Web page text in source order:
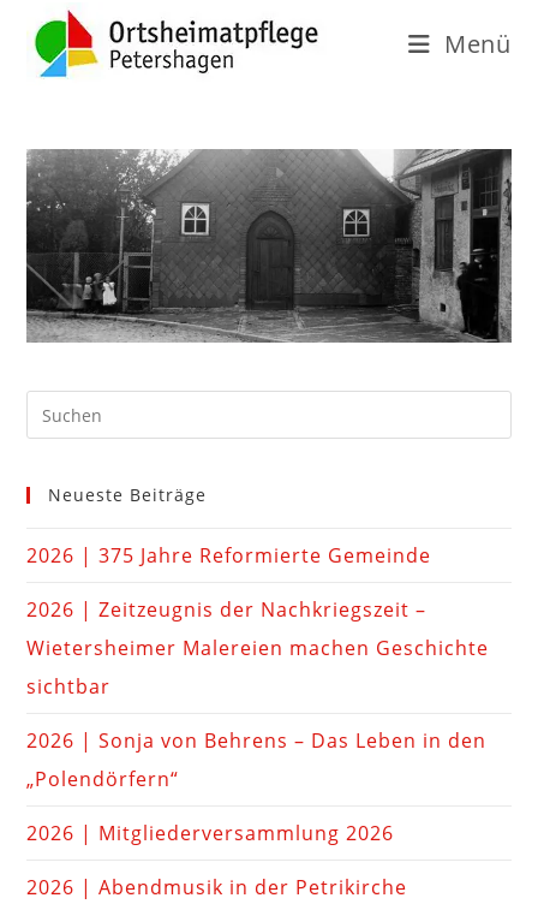
Menü
Neueste Beiträge
2026 | 375 Jahre Reformierte Gemeinde
2026 | Zeitzeugnis der Nachkriegszeit –
Wietersheimer Malereien machen Geschichte
sichtbar
2026 | Sonja von Behrens – Das Leben in den
„Polendörfern“
2026 | Mitgliederversammlung 2026
2026 | Abendmusik in der Petrikirche